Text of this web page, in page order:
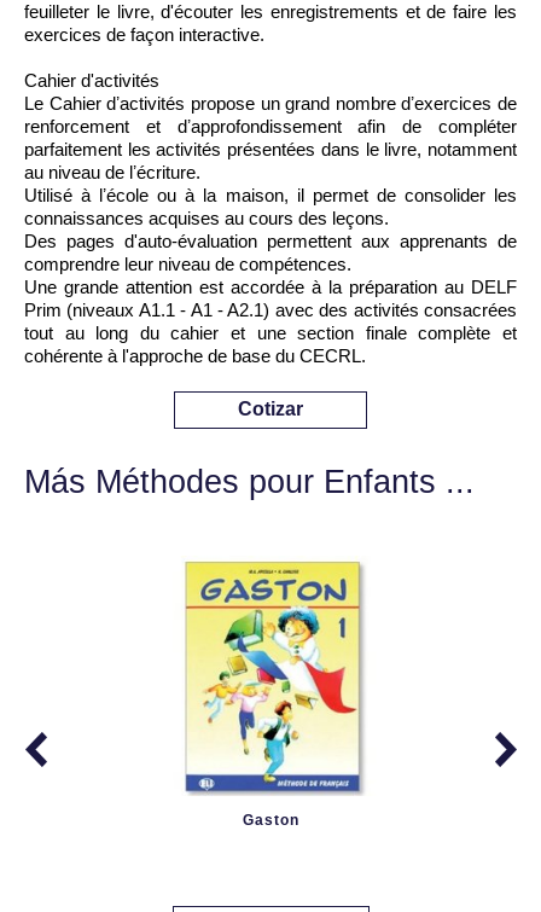
feuilleter le livre, d'écouter les enregistrements et de faire les
exercices de façon interactive.
Cahier d'activités
Le Cahier dʼactivités propose un grand nombre dʼexercices de
renforcement et dʼapprofondissement afin de compléter
parfaitement les activités présentées dans le livre, notamment
au niveau de lʼécriture.
Utilisé à lʼécole ou à la maison, il permet de consolider les
connaissances acquises au cours des leçons.
Des pages d'auto-évaluation permettent aux apprenants de
comprendre leur niveau de compétences.
Une grande attention est accordée à la préparation au DELF
Prim (niveaux A1.1 - A1 - A2.1) avec des activités consacrées
tout au long du cahier et une section finale complète et
cohérente à l'approche de base du CECRL.
Cotizar
Más Méthodes pour Enfants ...
Gaston